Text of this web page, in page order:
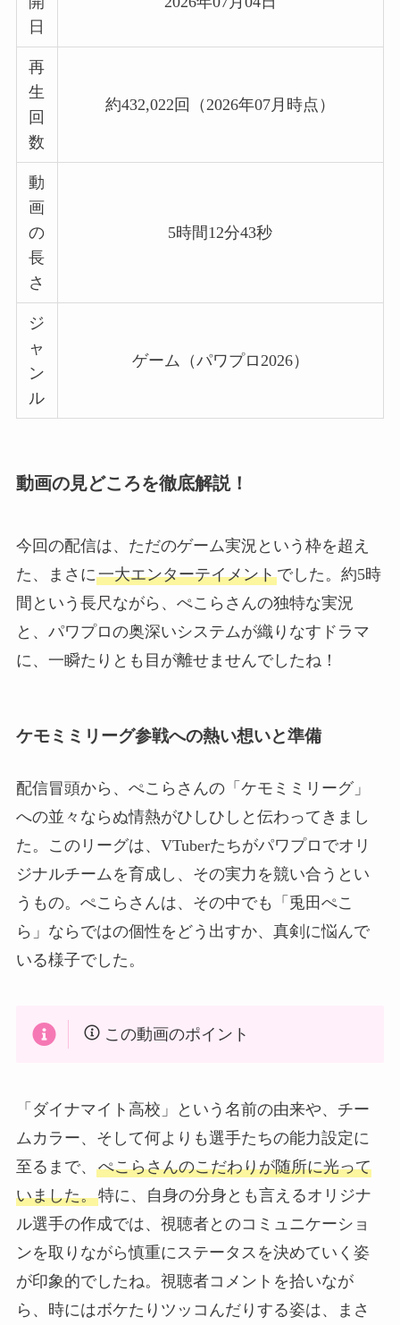
日
再
生
回
数
約432,022回（2026年07月時点）
動
画
の
長
さ
5時間12分43秒
ジ
ャ
ン
ル
ゲーム（パワプロ2026）
動画の見どころを徹底解説！
今回の配信は、ただのゲーム実況という枠を超え
た、まさに一大エンターテイメントでした。約5時
間という長尺ながら、ぺこらさんの独特な実況
と、パワプロの奥深いシステムが織りなすドラマ
に、一瞬たりとも目が離せませんでしたね！
ケモミミリーグ参戦への熱い想いと準備
配信冒頭から、ぺこらさんの「ケモミミリーグ」
への並々ならぬ情熱がひしひしと伝わってきまし
た。このリーグは、VTuberたちがパワプロでオリ
ジナルチームを育成し、その実力を競い合うとい
うもの。ぺこらさんは、その中でも「兎田ぺこ
ら」ならではの個性をどう出すか、真剣に悩んで
いる様子でした。
この動画のポイント
「ダイナマイト高校」という名前の由来や、チー
ムカラー、そして何よりも選手たちの能力設定に
至るまで、 ぺこらさんのこだわりが随所に光って
いました。特に、自身の分身とも言えるオリジナ
ル選手の作成では、視聴者とのコミュニケーショ
ンを取りながら慎重にステータスを決めていく姿
が印象的でしたね。視聴者コメントを拾いなが
ら、時にはボケたりツッコんだりする姿は、まさ